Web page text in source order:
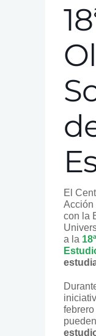
El
Acción
con la
a la
pueden